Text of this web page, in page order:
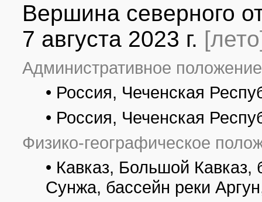
Вершина северного
7 августа 2023 г.
Административное
• Россия, Чеченская
• Россия, Чеченская
Физико-географическое
• Кавказ, Большой Кавказ,
Сунжа, бассейн реки